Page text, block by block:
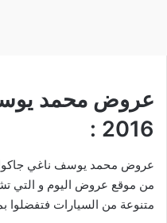
عروض محمد
2016 :
من موقع عروض اليوم و التي
متنوعة من السيارات فتفضلوا